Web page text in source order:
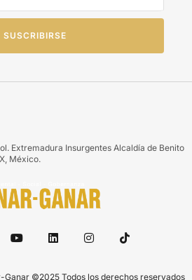
SUSCRIBIRSE
Extremadura Insurgentes Alcaldía de Benito
México.
Ganar ©2025 Todos los derechos reservados